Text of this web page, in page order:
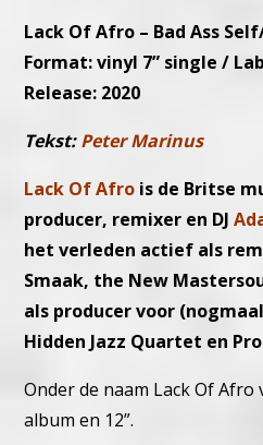
Lack Of Afro – Bad Ass
Format: vinyl 7” single /
Release: 2020
Tekst:Peter Marinus
Lack Of Afro is de Britse
producer, remixer en DJ
het verleden actief als
Smaak, the New
als producer voor
Hidden Jazz Quartet en
Onder de naam Lack Of
album en 12”.